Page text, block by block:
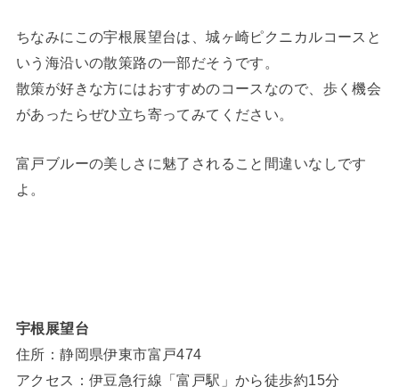
ちなみにこの宇根展望台は、城ヶ崎ピクニカルコースと
いう海沿いの散策路の一部だそうです。
散策が好きな方にはおすすめのコースなので、歩く機会
があったらぜひ立ち寄ってみてください。
富戸ブルーの美しさに魅了されること間違いなしです
よ。
宇根展望台
住所：静岡県伊東市富戸474
アクセス：伊豆急行線「富戸駅」から徒歩約15分